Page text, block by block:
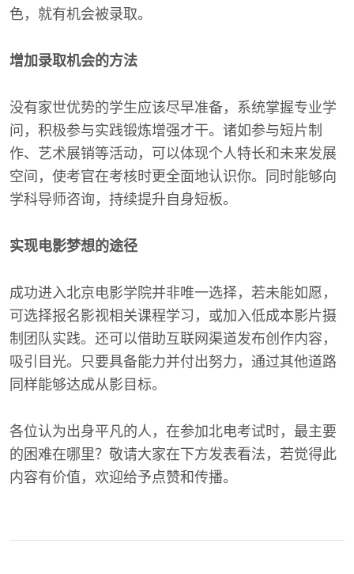
色，就有机会被录取。
增加录取机会的方法
没有家世优势的学生应该尽早准备，系统掌握专业学
问，积极参与实践锻炼增强才干。诸如参与短片制
作、艺术展销等活动，可以体现个人特长和未来发展
空间，使考官在考核时更全面地认识你。同时能够向
学科导师咨询，持续提升自身短板。
实现电影梦想的途径
成功进入北京电影学院并非唯一选择，若未能如愿，
可选择报名影视相关课程学习，或加入低成本影片摄
制团队实践。还可以借助互联网渠道发布创作内容，
吸引目光。只要具备能力并付出努力，通过其他道路
同样能够达成从影目标。
各位认为出身平凡的人，在参加北电考试时，最主要
的困难在哪里？敬请大家在下方发表看法，若觉得此
内容有价值，欢迎给予点赞和传播。